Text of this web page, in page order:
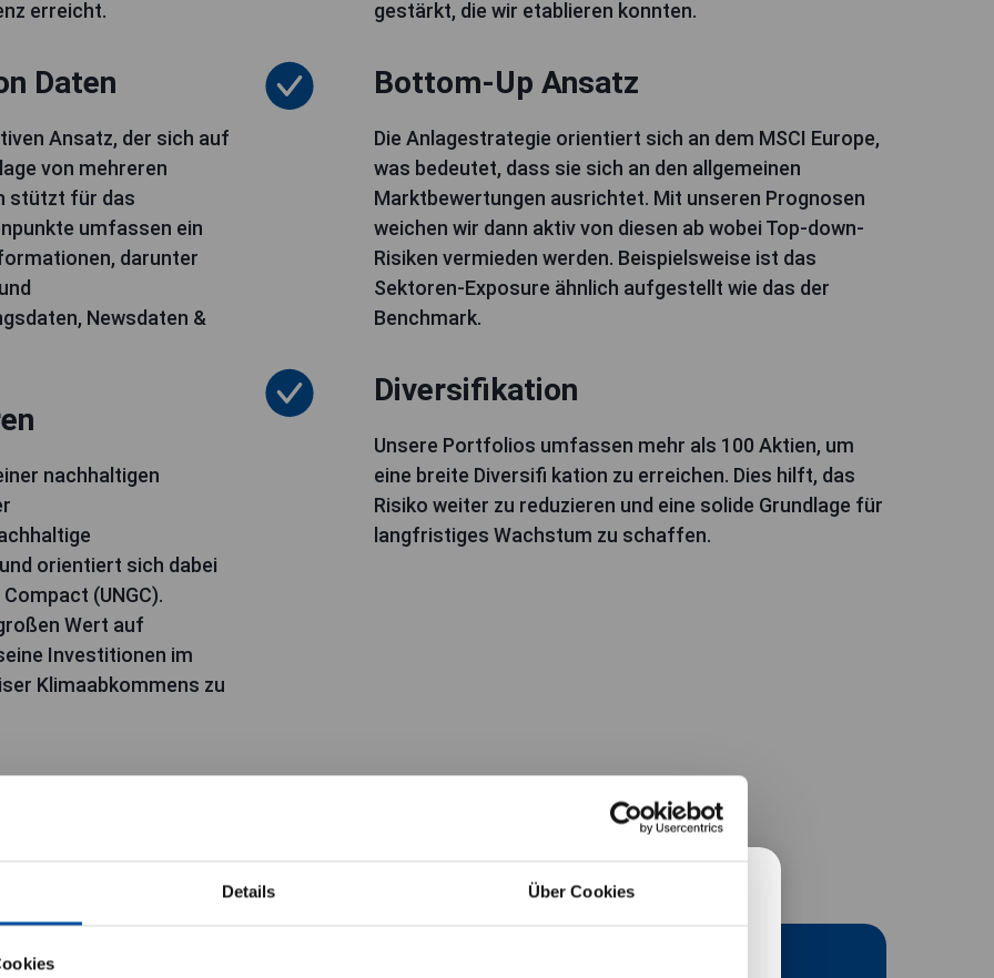
Details Über Cookies
erreicht.
Daten
Ansatz, der sich auf
von mehreren
stützt für das
umfassen ein
darunter
Newsdaten &
nachhaltigen
orientiert sich dabei
(UNGC).
Wert auf
Investitionen im
Klimaabkommens zu
gestärkt, die wir etablieren konnten.
Bottom-Up Ansatz
Die Anlagestrategie orientiert sich an dem MSCI Europe,
was bedeutet, dass sie sich an den allgemeinen
Marktbewertungen ausrichtet. Mit unseren Prognosen
weichen wir dann aktiv von diesen ab wobei Top-down-
Risiken vermieden werden. Beispielsweise ist das
Sektoren-Exposure ähnlich aufgestellt wie das der
Benchmark.
Diversifikation
Unsere Portfolios umfassen mehr als 100 Aktien, um
eine breite Diversifi kation zu erreichen. Dies hilft, das
Risiko weiter zu reduzieren und eine solide Grundlage für
langfristiges Wachstum zu schaffen.
für Privatanleger